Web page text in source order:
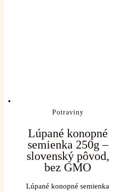
Potraviny
Lúpané konopné
semienka 250g –
slovenský pôvod,
bez GMO
Lúpané konopné semienka